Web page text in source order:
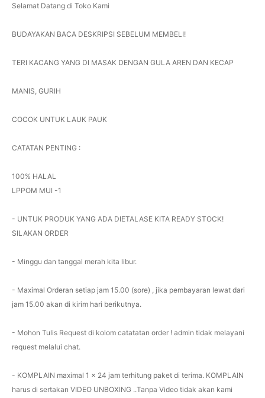
Selamat Datang di Toko Kami
BUDAYAKAN BACA DESKRIPSI SEBELUM MEMBELI!
TERI KACANG YANG DI MASAK DENGAN GULA AREN DAN KECAP
MANIS, GURIH
COCOK UNTUK LAUK PAUK
CATATAN PENTING :
100% HALAL
LPPOM MUI -1
- UNTUK PRODUK YANG ADA DIETALASE KITA READY STOCK!
SILAKAN ORDER
- Minggu dan tanggal merah kita libur.
- Maximal Orderan setiap jam 15.00 (sore) , jika pembayaran lewat dari
jam 15.00 akan di kirim hari berikutnya.
- Mohon Tulis Request di kolom catatatan order ! admin tidak melayani
request melalui chat.
- KOMPLAIN maximal 1 x 24 jam terhitung paket di terima. KOMPLAIN
harus di sertakan VIDEO UNBOXING ..Tanpa Video tidak akan kami